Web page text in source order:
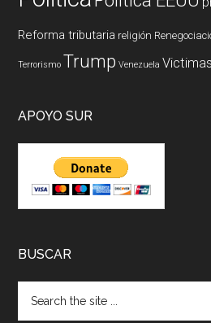
Reforma tributaria religión
Terrorismo Trump Venezuela Victimas
APOYO SUR
BUSCAR